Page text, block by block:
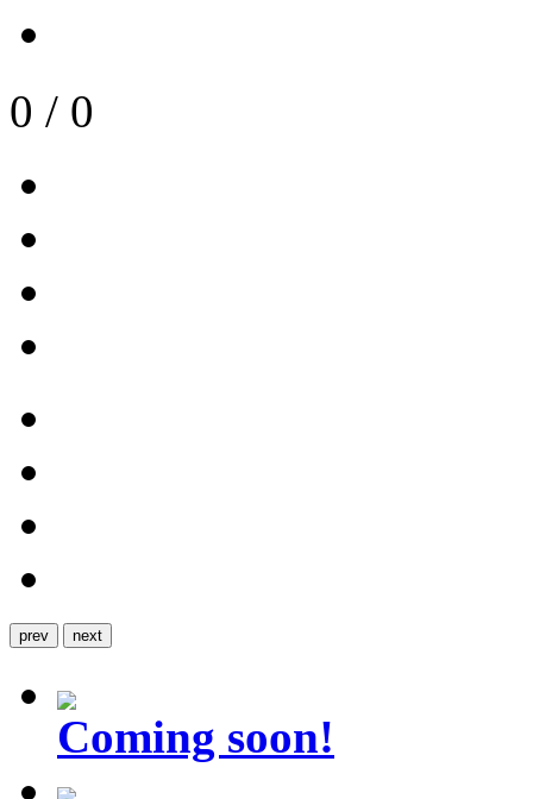
0 / 0
prev next
Coming soon!